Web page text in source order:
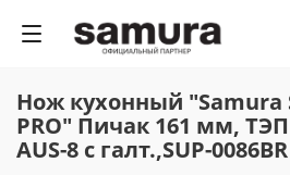
Нож кухонный "Samura
PRO" Пичак 161 мм,
AUS-8 с галт.,SUP-0086BR